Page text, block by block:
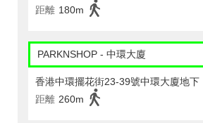
距離 180m
PARKNSHOP - 中環大廈
香港中環擺花街23-39號中環大廈地下
距離 260m